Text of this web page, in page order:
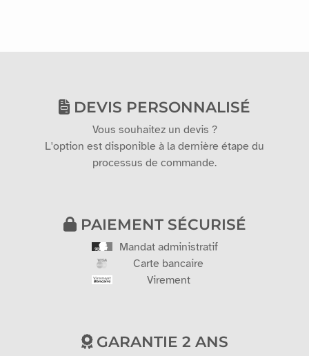
DEVIS PERSONNALISÉ
Vous souhaitez un devis ?
L'option est disponible à la dernière étape du
processus de commande.
PAIEMENT SÉCURISÉ
Mandat administratif
Carte bancaire
Virement
GARANTIE 2 ANS